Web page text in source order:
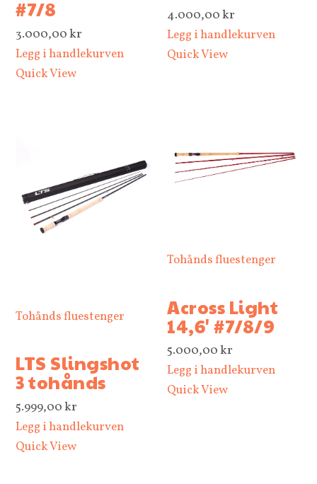
#7/8
3.000,00kr
Legg i handlekurven
Quick View
4.000,00kr
Legg i handlekurven
Quick View
Tohånds fluestenger
LTS Slingshot
3 tohånds
5.999,00kr
Legg i handlekurven
Quick View
Tohånds fluestenger
Across Light
14,6' #7/8/9
5.000,00kr
Legg i handlekurven
Quick View